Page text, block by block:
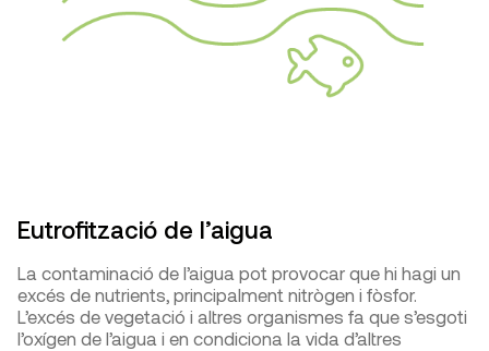
Eutrofització de l’aigua
La contaminació de l’aigua pot provocar que hi hagi un
excés de nutrients, principalment nitrògen i fòsfor.
L’excés de vegetació i altres organismes fa que s’esgoti
l’oxígen de l’aigua i en condiciona la vida d’altres